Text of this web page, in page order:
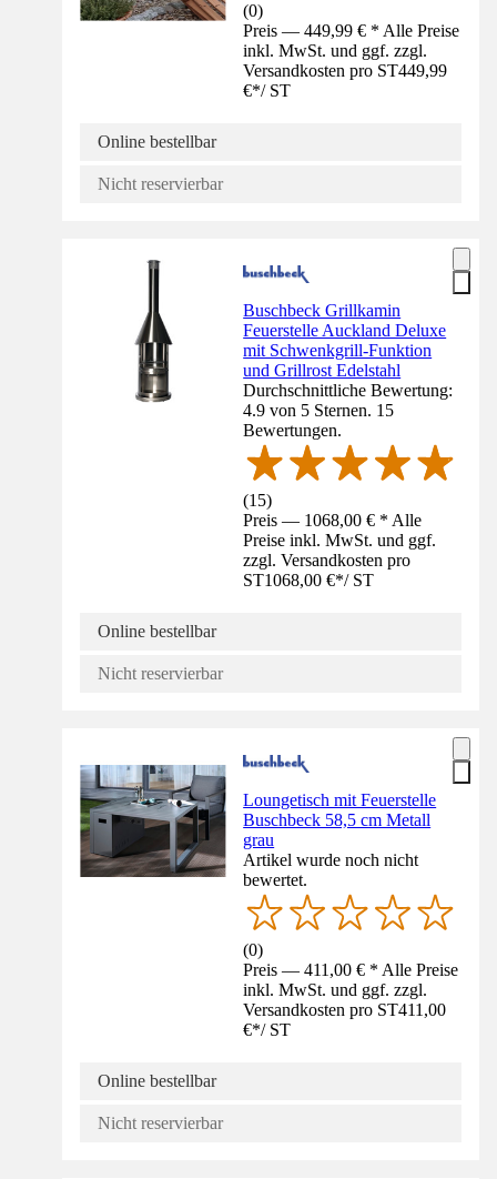
(0)
Preis — 449,99 € * Alle Preise
inkl. MwSt. und ggf. zzgl.
Versandkosten pro ST449,99
€*/ ST
Online bestellbar
Nicht reservierbar
Buschbeck Grillkamin
Feuerstelle Auckland Deluxe
mit Schwenkgrill-Funktion
und Grillrost Edelstahl
Durchschnittliche Bewertung:
4.9 von 5 Sternen. 15
Bewertungen.
(15)
Preis — 1068,00 € * Alle
Preise inkl. MwSt. und ggf.
zzgl. Versandkosten pro
ST1068,00 €*/ ST
Online bestellbar
Nicht reservierbar
Loungetisch mit Feuerstelle
Buschbeck 58,5 cm Metall
grau
Artikel wurde noch nicht
bewertet.
(0)
Preis — 411,00 € * Alle Preise
inkl. MwSt. und ggf. zzgl.
Versandkosten pro ST411,00
€*/ ST
Online bestellbar
Nicht reservierbar